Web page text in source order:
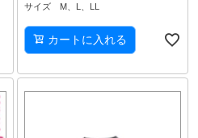
サイズ M、L、LL
カートに入れる